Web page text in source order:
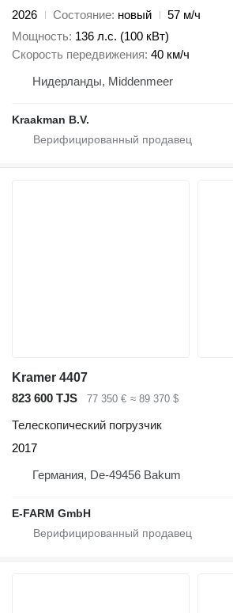
2026
Состояние новый
57 м/ч
Мощность 136 л.с. (100 кВт)
Скорость передвижения 40 км/ч
Нидерланды, Middenmeer
Kraakman B.V.
Kramer 4407
823 600 TJS
77 350 € ≈ 89 370 $
Телескопический погрузчик
2017
Германия, De-49456 Bakum
E-FARM GmbH